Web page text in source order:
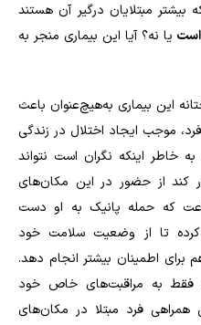
مبتلایان درگیر آن هستند
است یا نه؟ آیا این بیماری منجر به
این بیماری به‌هیچ‌عنوان باعث
موجب ایجاد اختلال در زندگی
خاطر اینکه نگران است نتواند
کند از حضور در این مکان‌های
که حمله پانیک به او دست
کرده تا از وضعیت سلامت خود
اطمینان بیشتر انجام دهد.
فقط به مراقبت‌های خاص خود
همراهی فرد مبتلا در مکان‌های